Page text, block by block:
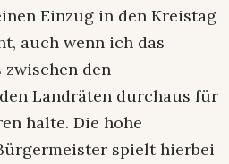
Einzug in den Kreistag
auch wenn ich das
den
Landräten durchaus für
halte. Die hohe
spielt hierbei